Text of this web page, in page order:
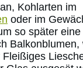
Kohlarten im
oder im
so später
Balkonblumen,